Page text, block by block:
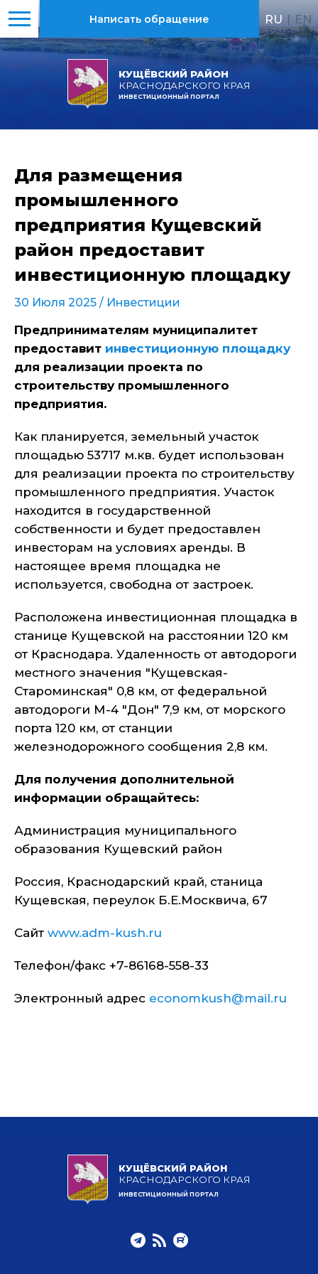
КУЩЁВСКИЙ РАЙОН
КРАСНОДАРСКОГО КРАЯ
ИНВЕСТИЦИОННЫЙ ПОРТАЛ
Написать обращение RU | EN
Для размещения
промышленного
предприятия Кущевский
район предоставит
инвестиционную площадку
30 Июля 2025 / Инвестиции
Предпринимателям муниципалитет
предоставит инвестиционную площадку
для реализации проекта по
строительству промышленного
предприятия.
Как планируется, земельный участок
площадью 53717 м.кв. будет использован
для реализации проекта по строительству
промышленного предприятия. Участок
находится в государственной
собственности и будет предоставлен
инвесторам на условиях аренды. В
настоящее время площадка не
используется, свободна от застроек.
Расположена инвестиционная площадка в
станице Кущевской на расстоянии 120 км
от Краснодара. Удаленность от автодороги
местного значения "Кущевская-
Староминская" 0,8 км, от федеральной
автодороги М-4 "Дон" 7,9 км, от морского
порта 120 км, от станции
железнодорожного сообщения 2,8 км.
Для получения дополнительной
информации обращайтесь:
Администрация муниципального
образования Кущевский район
Россия, Краснодарский край, станица
Кущевская, переулок Б.Е.Москвича, 67
Сайт www.adm-kush.ru
Телефон/факс +7-86168-558-33
Электронный адрес economkush@mail.ru
КУЩЁВСКИЙ РАЙОН
КРАСНОДАРСКОГО КРАЯ
ИНВЕСТИЦИОННЫЙ ПОРТАЛ